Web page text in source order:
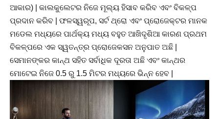
ଆକାର) | କାଲକୁଲେଟର ନିଜେ ମୂଲ୍ୟ ହିସାବ କରିବ ଏବଂ ବିକଳ୍ପ
ପ୍ରଦାନ କରିବ | ଫଳସ୍ୱରୂପ, ସର୍ଟ ଥ୍ରୋ ଏବଂ ପ୍ରୋଜେକ୍ଟର ମାନକ
ମଡେଲ ମଧ୍ୟରେ ପାର୍ଥକ୍ୟ ମଧ୍ୟ ବହୁତ ଆଖିଦୃଶିଆ କାରଣ ପ୍ରଥମ
ବିକଳ୍ପରେ ଏକ ସ୍ୱତନ୍ତ୍ର ପ୍ରୋଜେକସନ ଅନୁପାତ ଅଛି |
ସେମାନଙ୍କର କାନ୍ଥ ସହିତ ସର୍ବାଧିକ ଦୂରତା ଅଛି ଏବଂ କାନ୍ଥର
ମୋଟେଇ ନିଜେ 0.5 ରୁ 1.5 ମିଟର ମଧ୍ୟରେ ଭିନ୍ନ ହେବ |